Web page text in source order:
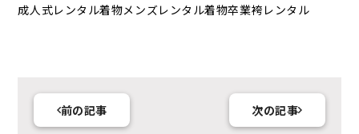
成人式レンタル着物メンズレンタル着物卒業袴レンタル
前の記事 次の記事